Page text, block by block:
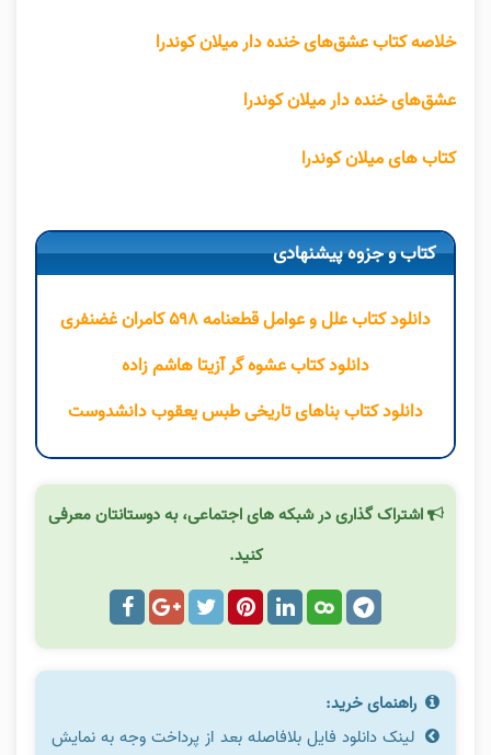
خلاصه کتاب عشق‌های خنده دار میلان کوندرا
عشق‌های خنده دار میلان کوندرا
کتاب های میلان کوندرا
کتاب و جزوه پیشنهادی
دانلود کتاب علل و عوامل قطعنامه ۵۹۸ کامران غضنفری
دانلود کتاب عشوه گر آزیتا هاشم زاده
دانلود کتاب بناهای تاریخی طبس یعقوب دانشدوست
اشتراک گذاری در شبکه های اجتماعی، به دوستانتان معرفی
کنید.
راهنمای خرید:
لینک دانلود فایل بلافاصله بعد از پرداخت وجه به نمایش